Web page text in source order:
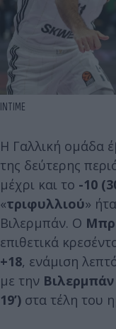
ΙΝΤΙΜΕ
Η Γαλλική ομάδα
της δεύτερης
μέχρι και το -10
«τριφυλλιού»
Βιλερμπάν. Ο
επιθετικά
+18, ενάμιση
με την Βιλερμπάν
19’) στα τέλη του